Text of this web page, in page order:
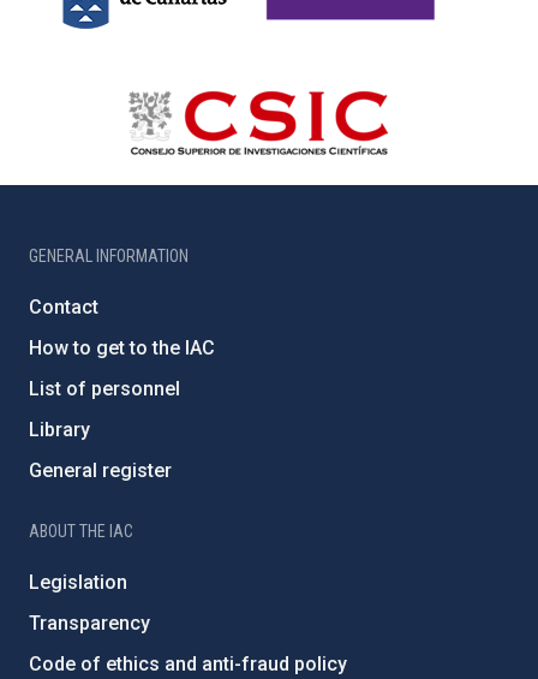
GENERAL INFORMATION
Contact
How to get to the IAC
List of personnel
Library
General register
ABOUT THE IAC
Legislation
Transparency
Code of ethics and anti-fraud policy